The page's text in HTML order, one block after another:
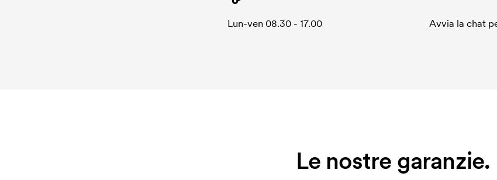
Lun-ven 08.30 - 17.00 Avvia la chat
Le nostre garanzie.